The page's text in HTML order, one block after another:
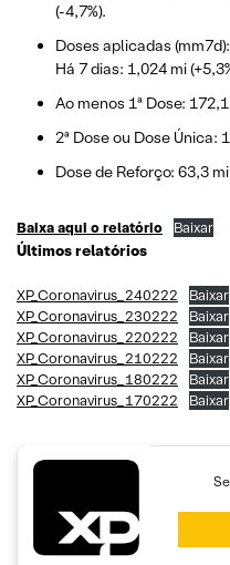
(-4,7%).
Doses aplicadas
Há 7 dias: 1,024 mi
Ao menos 1ª Dose:
2ª Dose ou Dose Única:
Dose de Reforço: 63,3
Baixa aqui o relatório Baixar
Últimos relatórios
XP_Coronavirus_240222
Baixar
XP_Coronavirus_230222
Baixar
XP_Coronavirus_220222
Baixar
XP_Coronavirus_210222
Baixar
XP_Coronavirus_180222
Baixar
XP_Coronavirus_170222
Baixar